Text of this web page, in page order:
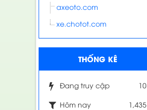
axeoto.com
xe.chotot.com
THỐNG KÊ
Đang truy cập 10
Hôm nay
1,435